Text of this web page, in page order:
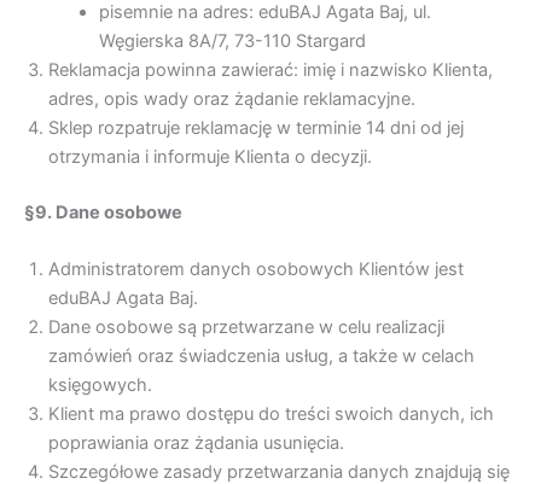
pisemnie na adres: eduBAJ Agata Baj, ul.
Węgierska 8A/7, 73-110 Stargard
Reklamacja powinna zawierać: imię i nazwisko Klienta,
adres, opis wady oraz żądanie reklamacyjne.
Sklep rozpatruje reklamację w terminie 14 dni od jej
otrzymania i informuje Klienta o decyzji.
§9. Dane osobowe
Administratorem danych osobowych Klientów jest
eduBAJ Agata Baj.
Dane osobowe są przetwarzane w celu realizacji
zamówień oraz świadczenia usług, a także w celach
księgowych.
Klient ma prawo dostępu do treści swoich danych, ich
poprawiania oraz żądania usunięcia.
Szczegółowe zasady przetwarzania danych znajdują się